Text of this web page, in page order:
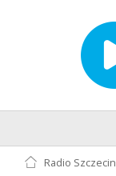
Radio Szczecin